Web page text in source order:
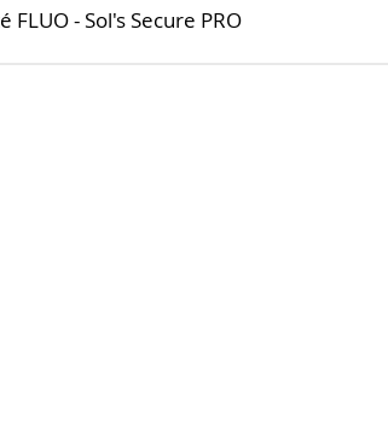
- Sol's Secure PRO